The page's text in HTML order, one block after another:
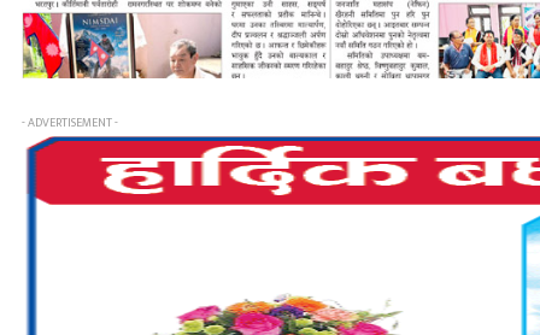
- ADVERTISEMENT -